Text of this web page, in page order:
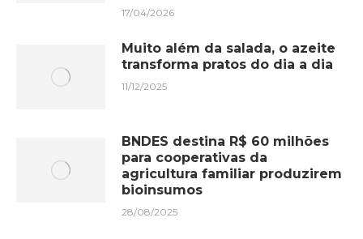
17/04/2026
Muito além da salada, o azeite
transforma pratos do dia a dia
11/12/2025
BNDES destina R$ 60 milhões
para cooperativas da
agricultura familiar produzirem
bioinsumos
28/08/2025